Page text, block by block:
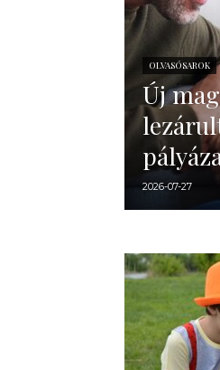
OLVASÓSAROK
Új
2026-07-27